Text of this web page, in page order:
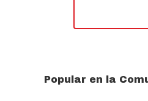
Popular en la